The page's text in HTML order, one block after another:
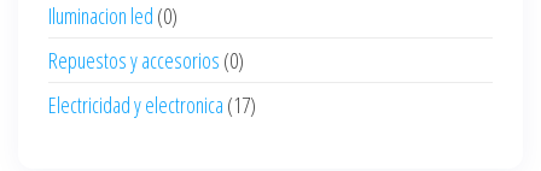
Iluminacion led (0)
Repuestos y accesorios (0)
Electricidad y electronica (17)